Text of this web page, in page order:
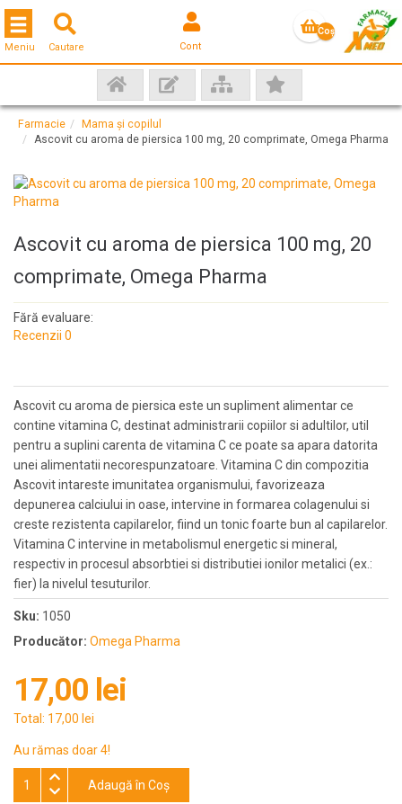
Cautare Cont
Coş
Toggle navigation
Meniu
Farmacie
Mama și copilul
Ascovit cu aroma de piersica 100 mg, 20 comprimate, Omega Pharma
Ascovit cu aroma de piersica 100 mg, 20
comprimate, Omega Pharma
Fără evaluare:
Recenzii 0
Ascovit cu aroma de piersica este un supliment alimentar ce
contine vitamina C, destinat administrarii copiilor si adultilor, util
pentru a suplini carenta de vitamina C ce poate sa apara datorita
unei alimentatii necorespunzatoare. Vitamina C din compozitia
Ascovit intareste imunitatea organismului, favorizeaza
depunerea calciului in oase, intervine in formarea colagenului si
creste rezistenta capilarelor, fiind un tonic foarte bun al capilarelor.
Vitamina C intervine in metabolismul energetic si mineral,
respectiv in procesul absorbtiei si distributiei ionilor metalici (ex.:
fier) la nivelul tesuturilor.
Sku: 1050
Producător: Omega Pharma
17,00 lei
Total: 17,00 lei
Au rămas doar 4!
Adaugă în Coş